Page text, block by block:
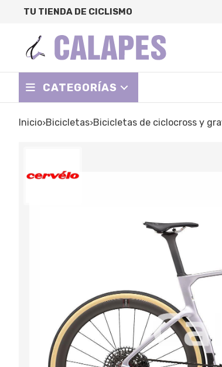
TU TIENDA DE CICLISMO
CATEGORÍAS
Inicio bicicletas bicicletas de ciclocross y